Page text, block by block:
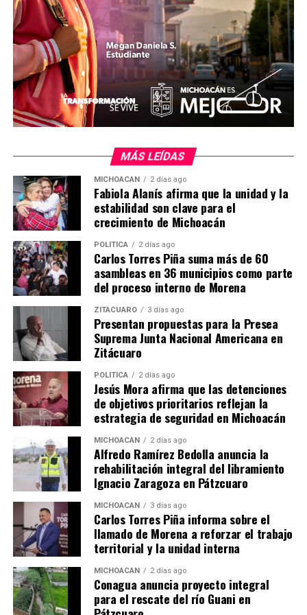
valores de la Cuarta Transformación en Michoacán.
“Trabajamos en equipo para acercar el Congreso a la
gente y responder a sus necesidades”, señaló.
Con un mensaje de unidad, Rivera concluyó reafirmando
su compromiso de mantener un contacto cercano con
la población para construir un estado más incluyente.
“Escuchar a la ciudadanía es la base para fortalecer
nuestro movimiento y avanzar en la transformación de
Michoacán”, finalizó.
Comparte con:
Me gusta esto:
Relacionado
Diputada Emma Rivera
destaca sororidad y avances
legislativos en Zitácuaro
16 agosto, 2025
Recuperaremos los valores
de la libertad, la fraternidad,
la igualdad, la solidaridad
social y la sororidad: Araceli
MÁS LEÍDAS
MICHOACÁN 2 días ago
Fabiola Alanís afirma que la unidad y la
estabilidad son clave para el
crecimiento de Michoacán
POLÍTICA 2 días ago
Carlos Torres Piña suma más de 60
asambleas en 36 municipios como parte
del proceso interno de Morena
ZITÁCUARO 3 días ago
Presentan propuestas para la Presea
Suprema Junta Nacional Americana en
Zitácuaro
POLÍTICA 2 días ago
Jesús Mora afirma que las detenciones
de objetivos prioritarios reflejan la
estrategia de seguridad en Michoacán
MICHOACÁN 2 días ago
Alfredo Ramírez Bedolla anuncia la
rehabilitación integral del libramiento
Ignacio Zaragoza en Pátzcuaro
MICHOACÁN 3 días ago
Carlos Torres Piña informa sobre el
llamado de Morena a reforzar el trabajo
territorial y la unidad interna
MICHOACÁN 2 días ago
Conagua anuncia proyecto integral
para el rescate del río Guani en